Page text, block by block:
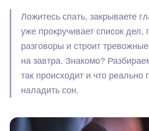
Ложитесь спать, закрываете
уже прокручивает список дел,
разговоры и строит
на завтра. Знакомо?
так происходит и что реально
наладить сон.